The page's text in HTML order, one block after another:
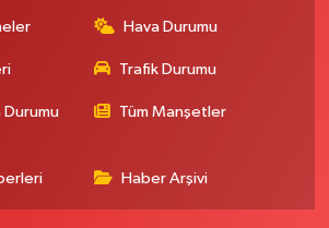
Hava Durumu
Trafik Durumu
Durumu
Tüm Manşetler
Haber Arşivi